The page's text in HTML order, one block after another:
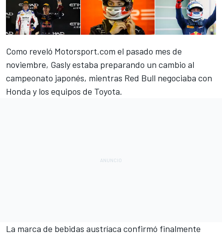
Como reveló Motorsport.com el pasado mes de
noviembre, Gasly estaba preparando un cambio al
campeonato japonés, mientras Red Bull negociaba con
Honda y los equipos de Toyota.
La marca de bebidas austríaca confirmó finalmente